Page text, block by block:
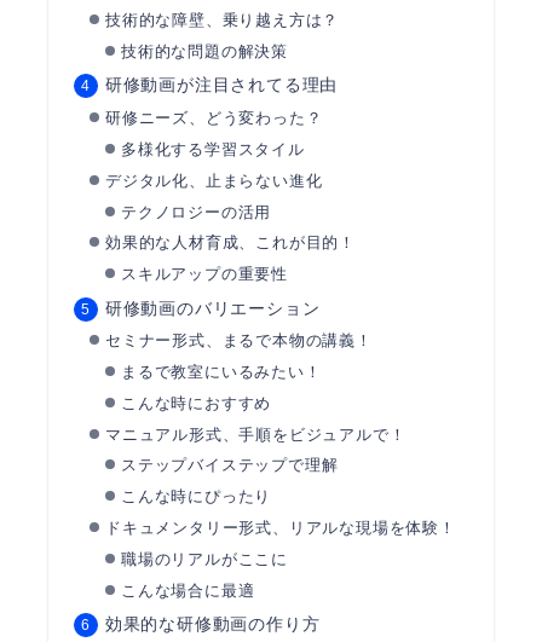
技術的な障壁、乗り越え方は？
技術的な問題の解決策
研修動画が注目されてる理由
研修ニーズ、どう変わった？
多様化する学習スタイル
デジタル化、止まらない進化
テクノロジーの活用
効果的な人材育成、これが目的！
スキルアップの重要性
研修動画のバリエーション
セミナー形式、まるで本物の講義！
まるで教室にいるみたい！
こんな時におすすめ
マニュアル形式、手順をビジュアルで！
ステップバイステップで理解
こんな時にぴったり
ドキュメンタリー形式、リアルな現場を体験！
職場のリアルがここに
こんな場合に最適
効果的な研修動画の作り方